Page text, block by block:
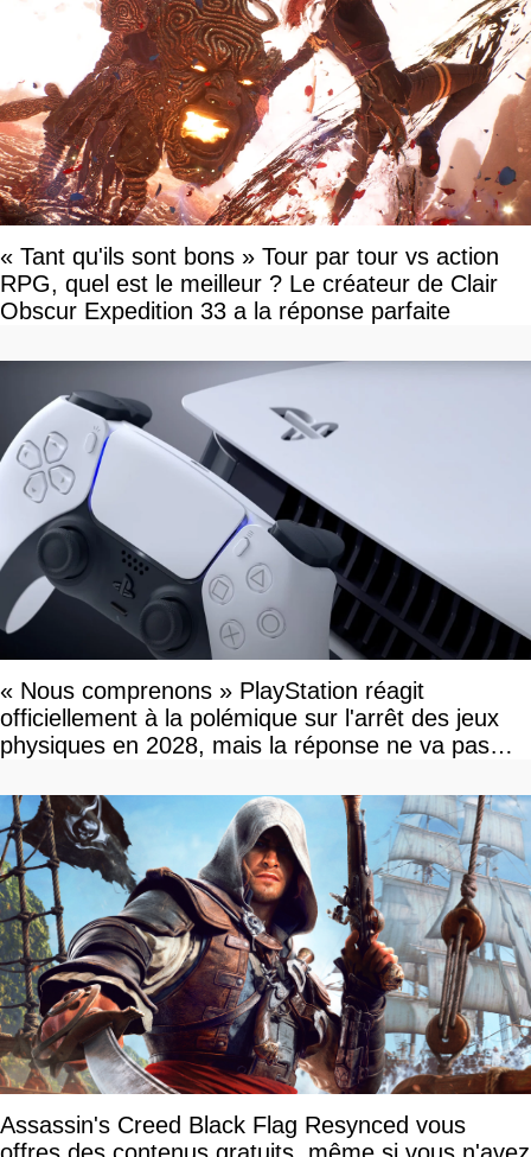
« Tant qu'ils sont bons » Tour par tour vs action
RPG, quel est le meilleur ? Le créateur de Clair
Obscur Expedition 33 a la réponse parfaite
« Nous comprenons » PlayStation réagit
officiellement à la polémique sur l'arrêt des jeux
physiques en 2028, mais la réponse ne va pas
Assassin's Creed Black Flag Resynced vous